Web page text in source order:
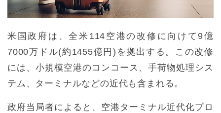
米国政府は、全米114空港の改修に向けて9億
7000万ドル(約1455億円)を拠出する。この改修
には、小規模空港のコンコース、手荷物処理シス
テム、ターミナルなどの近代も含まれる。
政府当局者によると、空港ターミナル近代化プロ